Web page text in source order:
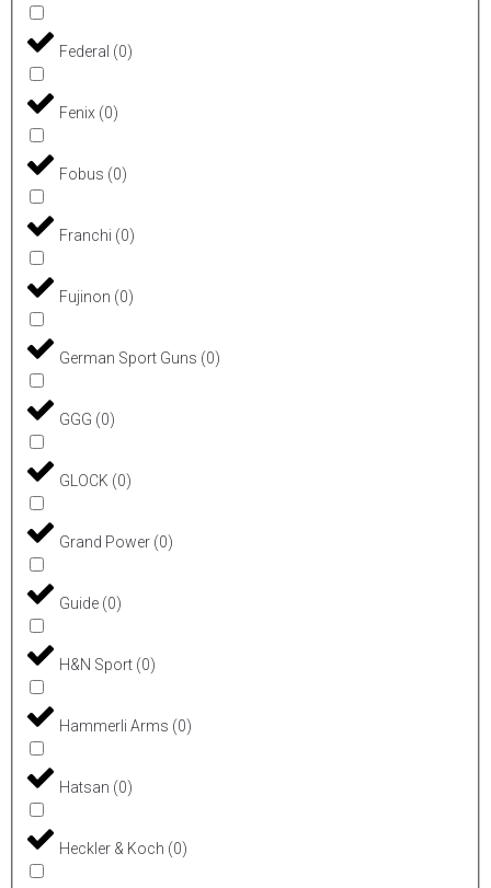
Federal (0)
Fenix (0)
Fobus (0)
Franchi (0)
Fujinon (0)
German Sport Guns (0)
GGG (0)
GLOCK (0)
Grand Power (0)
Guide (0)
H&N Sport (0)
Hammerli Arms (0)
Hatsan (0)
Heckler & Koch (0)